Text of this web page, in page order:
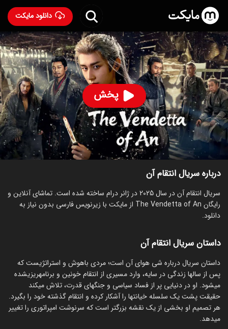
دانلود مایکت
پخش
سریال انتقام آن- The Vendetta of An 2025
۴۰ 97% ۵.۸
ساخت چین سال 2025
رده سنی ۱۸+
سریال
درام
قسمت‌ها سریال‌های مشابه
درباره سریال انتقام آن
سریال انتقام آن در سال 2025 در ژانر درام ساخته شده است. تماشای آنلاین و
رایگان The Vendetta of An از مایکت با زیرنویس فارسی بدون نیاز به
دانلود.
داستان سریال انتقام آن
‏داستان سریال درباره شی هوای آن است؛ مردی باهوش و استراتژیست که
پس از سالها زندگی در سایه، وارد مسیری از انتقام خونین و برنامهریزیشده
میشود. او در دنیایی پر از فساد سیاسی و جنگهای قدرت، تلاش میکند
حقیقت پشت یک سلسله خیانتها را آشکار کرده و انتقام گذشته خود را بگیرد.
هر تصمیم او بخشی از یک نقشه بزرگتر است که سرنوشت امپراتوری را تغییر
میدهد.